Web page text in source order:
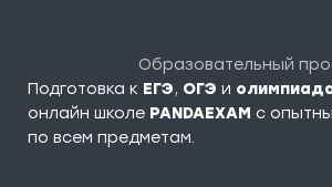
Образовательный
Подготовка к ЕГЭ, ОГЭ и
онлайн школе PANDAEXAM c
по всем предметам.